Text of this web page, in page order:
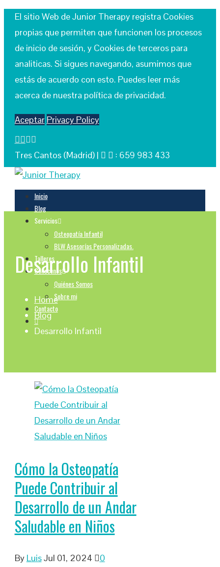
El sitio Web de Junior Therapy registra Cookies
propias que permiten que funcionen los procesos
de inicio de sesión, y Cookies de terceros para
analiticas. Si sigues navegando, asumimos que
estás de acuerdo con esto. Puedes leer más
acerca de nuestra política de privacidad.
Aceptar Privacy Policy
Tres Cantos (Madrid) | : 659 983 433
Inicio
Blog
Servicios
Osteopatía Infantil
BLW Asesorías Personalizadas.
Talleres
Conocenos
Quiénes Somos
Sobre mi
Contacto
Desarrollo Infantil
Home
Blog
Desarrollo Infantil
Cómo la Osteopatía
Puede Contribuir al
Desarrollo de un Andar
Saludable en Niños
By LuisJul 01, 2024
0